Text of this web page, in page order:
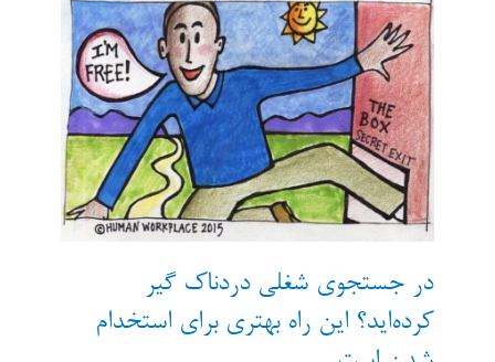
استخدام‌کننده
از
طریق
لینکدین
(LinkedIn)
در جستجوی شغلی دردناک گیر
کرده‌اید؟ این راه بهتری برای استخدام